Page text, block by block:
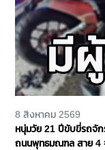
8 สิงหาคม 2569
หนุ่มวัย 21 ปีขับขี่รถจัก
ถนนพุทธมณฑล สาย 4